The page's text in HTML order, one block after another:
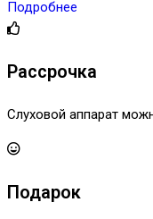
Подробнее
Рассрочка
Слуховой аппарат
Подарок